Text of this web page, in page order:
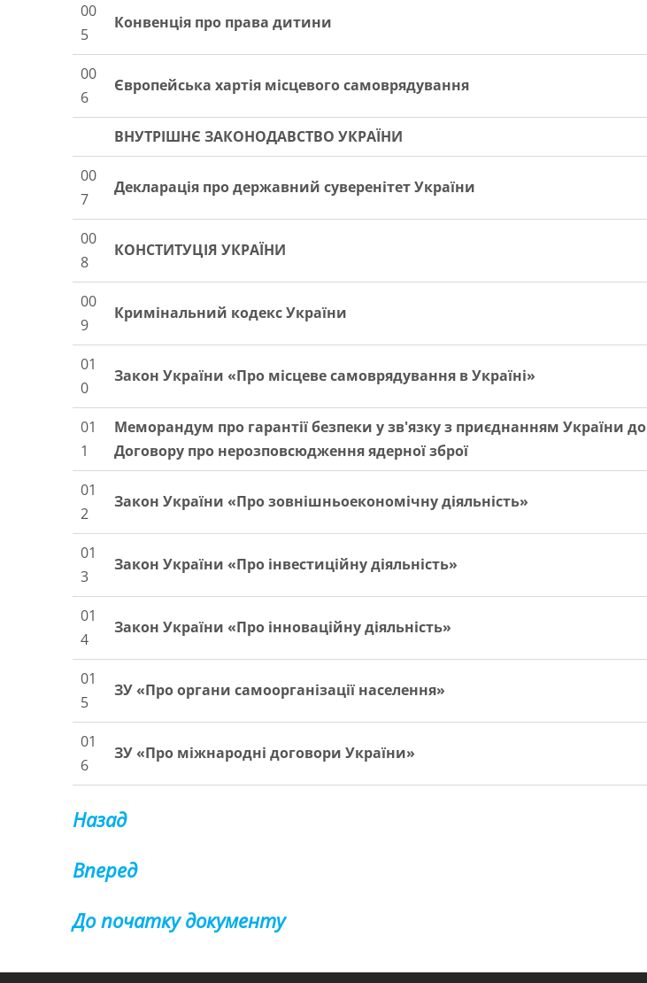
00
5
Конвенція про права дитини
00
6
Європейська хартія місцевого самоврядування
ВНУТРІШНЄ ЗАКОНОДАВСТВО УКРАЇНИ
00
7
Декларація про державний суверенітет України
00
8
КОНСТИТУЦІЯ УКРАЇНИ
00
9
Кримінальний кодекс України
01
0
Закон України «Про місцеве самоврядування в Україні»
01
1
Меморандум про гарантії безпеки у зв'язку з приєднанням України до
Договору про нерозповсюдження ядерної зброї
01
2
Закон України «Про зовнішньоекономічну діяльність»
01
3
Закон України «Про інвестиційну діяльність»
01
4
Закон України «Про інноваційну діяльність»
01
5
ЗУ «Про органи самоорганізації населення»
01
6
ЗУ«Про міжнародні договори України»
Назад
Вперед
До початку документу